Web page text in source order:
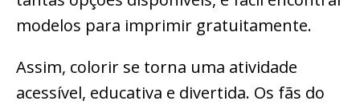
modelos para imprimir gratuitamente.
Assim, colorir se torna uma atividade
acessível, educativa e divertida. Os fãs do